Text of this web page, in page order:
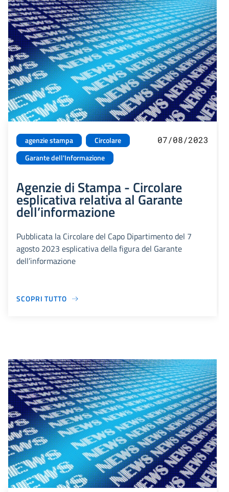
agenzie stampa
Circolare
Garante dell'Informazione
07/08/2023
Agenzie di Stampa - Circolare
esplicativa relativa al Garante
dell’informazione
Pubblicata la Circolare del Capo Dipartimento del 7
agosto 2023 esplicativa della figura del Garante
dell’informazione
SCOPRI TUTTO